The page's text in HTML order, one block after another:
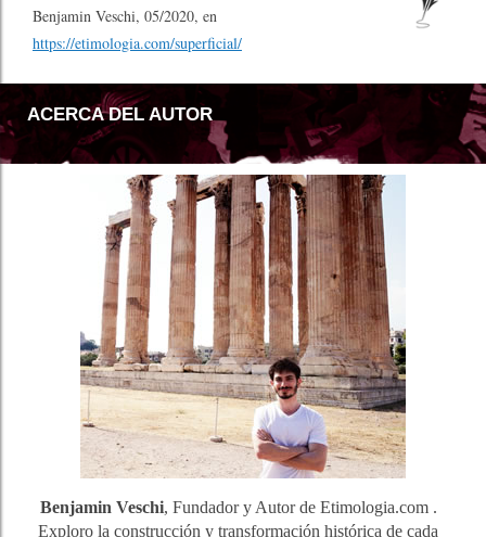
Benjamin Veschi, 05/2020, en
https://etimologia.com/superficial/
ACERCA DEL AUTOR
Benjamin Veschi, Fundador y Autor de Etimologia.com .
Exploro la construcción y transformación histórica de cada